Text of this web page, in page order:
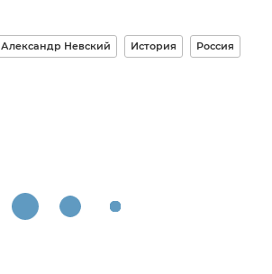
Александр Невский История Россия